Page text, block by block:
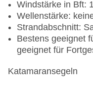
Hochstühle im
Wäscheservice:
ROBY BABY CLUB
Stundenweise
Windstärke in Bft:
Wellenstärke:
Strandabschnitt:
Bestens geeignet
geeignet für
Katamaransegeln